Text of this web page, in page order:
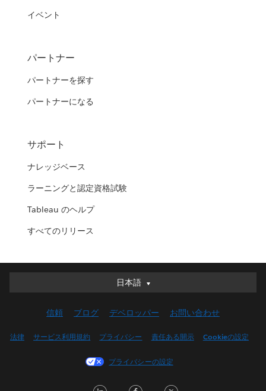
イベント
パートナー
パートナーを探す
パートナーになる
サポート
ナレッジベース
ラーニングと認定資格試験
Tableau のヘルプ
すべてのリリース
日本語
日本語
English (UK)
Français (Canada)
信頼 ブログ デベロッパー お問い合わせ
法律 サービス利用規約 プライバシー 責任ある開示 Cookieの設定
プライバシーの設定